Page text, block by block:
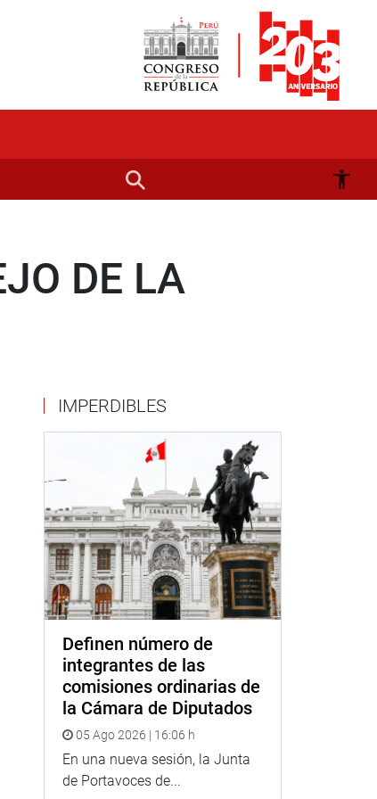
DE LA
IMPERDIBLES
Definen número de
integrantes de las
comisiones ordinarias de
la Cámara de Diputados
05 Ago 2026 | 16:06 h
En una nueva sesión, la Junta
de Portavoces de...